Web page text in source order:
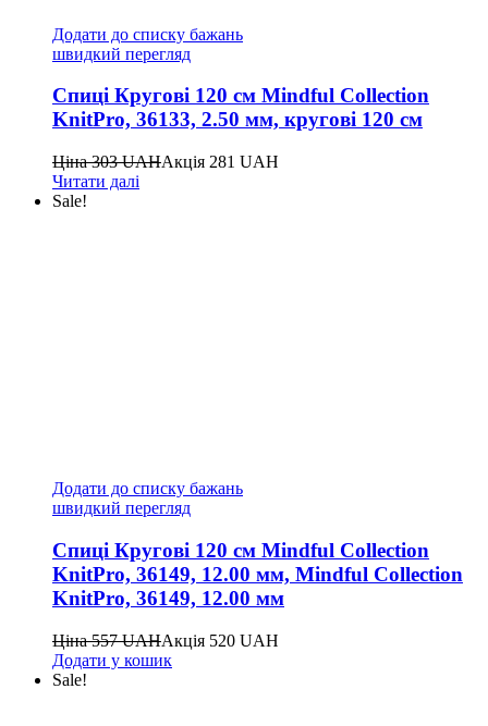
Додати до списку бажань
швидкий перегляд
Спиці Кругові 120 см Mindful Collection
KnitPro, 36133, 2.50 мм, кругові 120 см
Ціна303UAHАкція 281 UAH
Читати далі
Sale!
Додати до списку бажань
швидкий перегляд
Спиці Кругові 120 см Mindful Collection
KnitPro, 36149, 12.00 мм, Mindful Collection
KnitPro, 36149, 12.00 мм
Ціна557UAHАкція 520 UAH
Додати у кошик
Sale!